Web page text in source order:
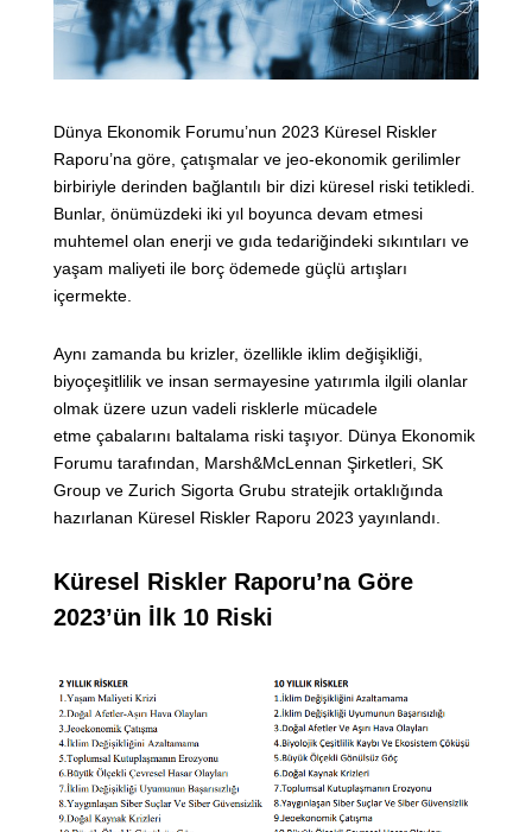
Dünya Ekonomik Forumu’nun 2023 Küresel Riskler
Raporu’na göre, çatışmalar ve jeo-ekonomik gerilimler
birbiriyle derinden bağlantılı bir dizi küresel riski tetikledi.
Bunlar, önümüzdeki iki yıl boyunca devam etmesi
muhtemel olan enerji ve gıda tedariğindeki sıkıntıları ve
yaşam maliyeti ile borç ödemede güçlü artışları
içermekte.
Aynı zamanda bu krizler, özellikle iklim değişikliği,
biyoçeşitlilik ve insan sermayesine yatırımla ilgili olanlar
olmak üzere uzun vadeli risklerle mücadele
etme çabalarını baltalama riski taşıyor. Dünya Ekonomik
Forumu tarafından, Marsh&McLennan Şirketleri, SK
Group ve Zurich Sigorta Grubu stratejik ortaklığında
hazırlanan Küresel Riskler Raporu 2023 yayınlandı.
Küresel Riskler Raporu’na Göre
2023’ün İlk 10 Riski